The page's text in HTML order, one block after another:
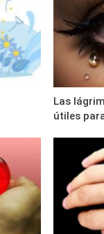
Las
útiles